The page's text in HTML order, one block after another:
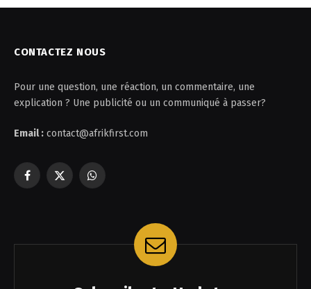
CONTACTEZ NOUS
Pour une question, une réaction, un commentaire, une
explication ? Une publicité ou un communiqué à passer?
Email : contact@afrikfirst.com
Facebook
X
WhatsApp